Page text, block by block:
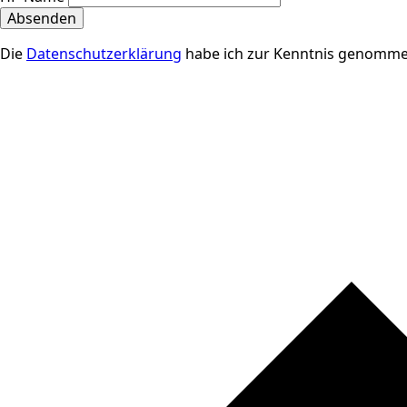
Absenden
Die Datenschutzerklärung habe ich zur Kenntnis